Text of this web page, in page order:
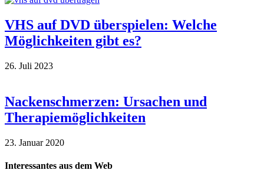
VHS auf DVD überspielen: Welche
Möglichkeiten gibt es?
26. Juli 2023
Nackenschmerzen: Ursachen und
Therapiemöglichkeiten
23. Januar 2020
Interessantes aus dem Web